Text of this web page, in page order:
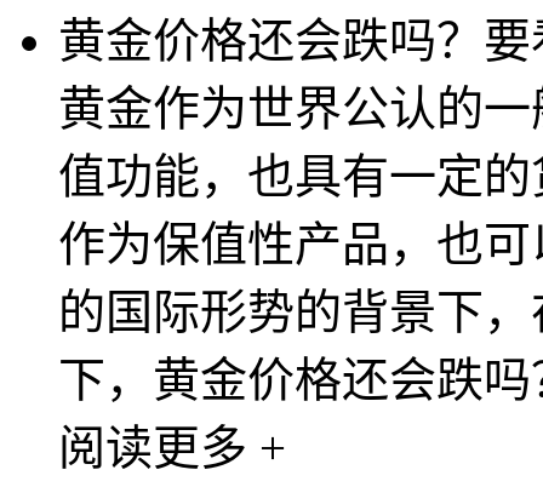
黄金价格还会跌吗？
黄金作为世界公认的
值功能，也具有一定
作为保值性产品，也
的国际形势的背景下
下，黄金价格还会跌
阅读更多 +